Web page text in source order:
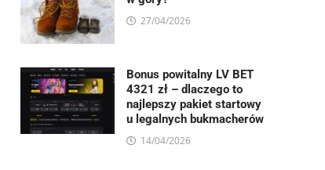
27/04/2026
Bonus powitalny LV BET
4321 zł – dlaczego to
najlepszy pakiet startowy
u legalnych bukmacherów
14/04/2026